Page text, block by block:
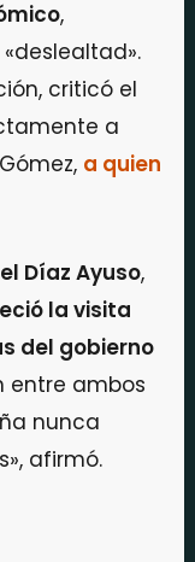
,
criticó el
a
a quien
Díaz Ayuso,
la visita
del gobierno
entre ambos
nunca
afirmó.